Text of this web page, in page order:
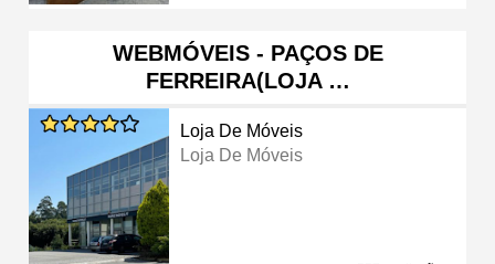
WEBMÓVEIS - PAÇOS DE
FERREIRA(LOJA …
Loja De Móveis
Loja De Móveis